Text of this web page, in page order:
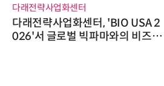
다래전략사업화센터
다래전략사업화센터, 'BIO USA 2
026'서 글로벌 빅파마와의 비즈니